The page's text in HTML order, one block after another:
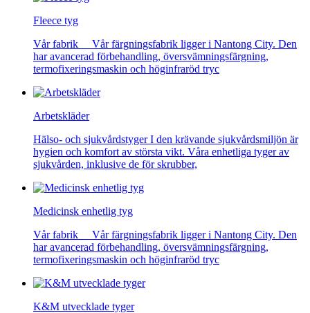
Fleece tyg
Vår fabrik Vår färgningsfabrik ligger i Nantong City. Den
har avancerad förbehandling, översvämningsfärgning,
termofixeringsmaskin och höginfraröd tryc
Arbetskläder
Hälso- och sjukvårdstyger I den krävande sjukvårdsmiljön är
hygien och komfort av största vikt. Våra enhetliga tyger av
sjukvården, inklusive de för skrubber,
Medicinsk enhetlig tyg
Vår fabrik Vår färgningsfabrik ligger i Nantong City. Den
har avancerad förbehandling, översvämningsfärgning,
termofixeringsmaskin och höginfraröd tryc
K&M utvecklade tyger